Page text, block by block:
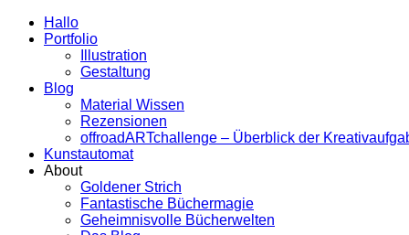
Hallo
Portfolio
Illustration
Gestaltung
Blog
Material Wissen
Rezensionen
offroadARTchallenge – Überblick der
Kunstautomat
About
Goldener Strich
Fantastische Büchermagie
Geheimnisvolle Bücherwelten